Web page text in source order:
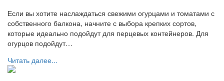
Если вы хотите наслаждаться свежими огурцами и томатами с
собственного балкона, начните с выбора крепких сортов,
которые идеально подойдут для перцевых контейнеров. Для
огурцов подойдут…
Читать далее...